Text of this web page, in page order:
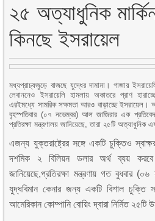
২৫ অত্যাধুনিক
কিনছে ইসরায়েল
মধ্যপ্রাচ্যজুড়ে বাজছে যুদ্ধের দামামা। গাজায়
লেবাননেও ইসরায়েলি হামলায় অকাতরে প্রাণ
এরইমধ্যে সামরিক সক্ষমতা আরও বাড়াচ্ছে ইসরায়েল।
বৃহস্পতিবার (০৭ নভেম্বর) আল জাজিরার এক
প্রতিরক্ষা মন্ত্রণালয় জানিয়েছে, তারা ২৫টি অত্যাধুনিক
এজন্য যুক্তরাষ্ট্রের সঙ্গে একটি চুক্তিও
দশমিক ২ বিলিয়ন ডলার অর্থ ব্যয় করবে
জানিয়েছে,প্রতিরক্ষা মন্ত্রণায় গত বুধবার
যুদ্ধবিমান কেনার জন্য একটি বিশাল চুক্তি
আমেরিকান কোম্পানি বোয়িং দ্বারা নির্মিত